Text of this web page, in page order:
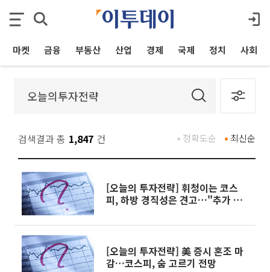
마켓 금융 부동산 산업 경제 국제 정치 사회
검색결과 총 1,847 건 최신순
정확도순
[오늘의 투자전략] 휘청이는 코스
피, 하방 경직성은 견고…"추가 조
[오늘의 투자전략] 美 증시 혼조 마
감…코스피, 숨 고르기 전망